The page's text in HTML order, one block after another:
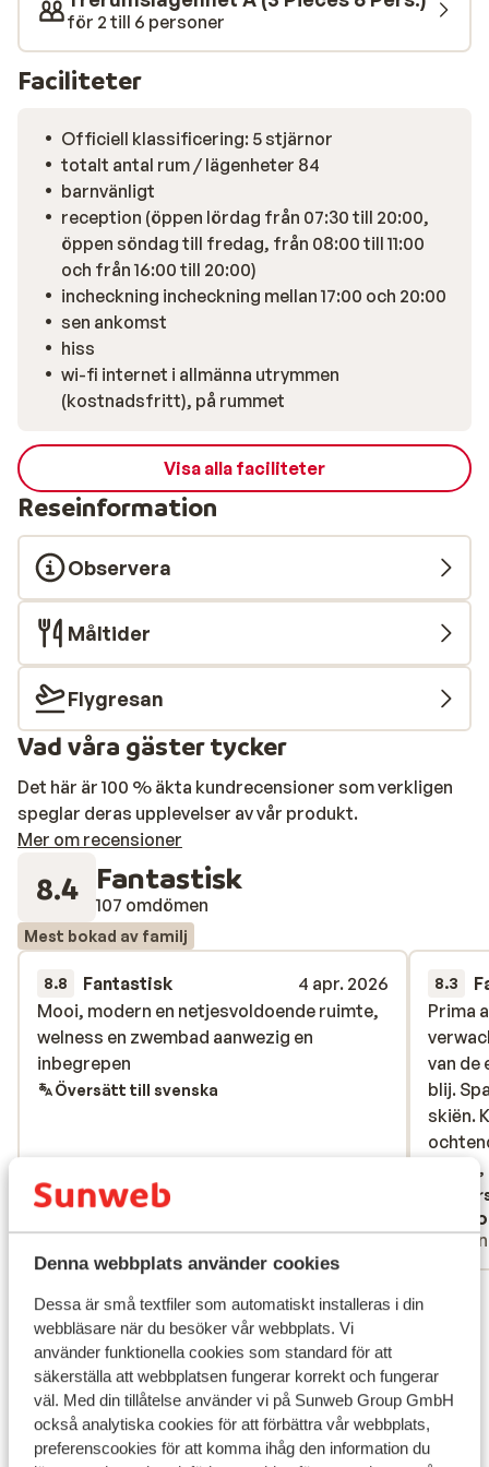
Denna webbplats använder cookies
Dessa är små textfiler som automatiskt installeras i din
webbläsare när du besöker vår webbplats. Vi
använder funktionella cookies som standard för att
säkerställa att webbplatsen fungerar korrekt och fungerar
väl. Med din tillåtelse använder vi på Sunweb Group GmbH
också analytiska cookies för att förbättra vår webbplats,
preferenscookies för att komma ihåg den information du
för 2 till 6 personer
Faciliteter
Officiell klassificering: 5 stjärnor
totalt antal rum / lägenheter 84
barnvänligt
reception (öppen lördag från 07:30 till 20:00,
öppen söndag till fredag, från 08:00 till 11:00
och från 16:00 till 20:00)
incheckning incheckning mellan 17:00 och 20:00
sen ankomst
hiss
wi-fi internet i allmänna utrymmen
(kostnadsfritt), på rummet
Visa alla faciliteter
Reseinformation
Observera
Måltider
Flygresan
Vad våra gäster tycker
Det här är 100 % äkta kundrecensioner som verkligen
speglar deras upplevelser av vår produkt.
Mer om recensioner
8.4 Fantastisk
107 omdömen
Mest bokad av familj
8.8 Fantastisk
4 apr. 2026
Mooi, modern en netjesvoldoende ruimte,
welness en zwembad aanwezig en
inbegrepen
Mooi, modern en netjesvoldoende ruimte,
welness en zwembad aanwezig en
inbegrepen
Översätt till svenska
Familj
8.3
Prima
van de
blij.
skiën.
Wij
Prima
van de
blij.
skiën.
Visa alla 107 omdömen
Läge
Visa på karta